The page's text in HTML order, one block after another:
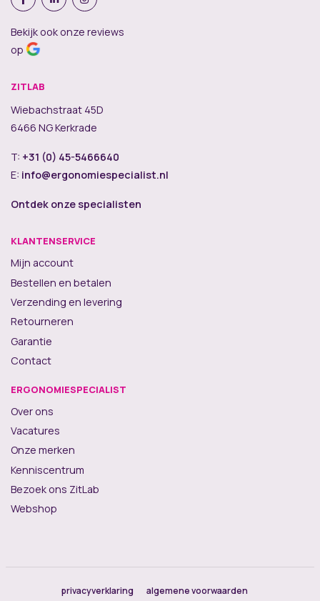
Bekijk ook onze reviews
op
ZITLAB
Wiebachstraat 45D
6466 NG Kerkrade
T: +31 (0) 45-5466640
E: info@ergonomiespecialist.nl
Ontdek onze specialisten
KLANTENSERVICE
Mijn account
Bestellen en betalen
Verzending en levering
Retourneren
Garantie
Contact
ERGONOMIESPECIALIST
Over ons
Vacatures
Onze merken
Kenniscentrum
Bezoek ons ZitLab
Webshop
privacyverklaring
algemene voorwaarden